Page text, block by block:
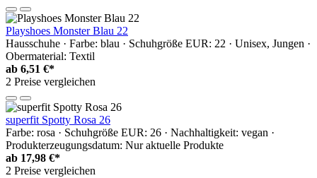
Playshoes Monster Blau 22
Hausschuhe · Farbe: blau · Schuhgröße EUR: 22 · Unisex, Jungen ·
Obermaterial: Textil
ab 6,51 €*
2 Preise vergleichen
superfit Spotty Rosa 26
Farbe: rosa · Schuhgröße EUR: 26 · Nachhaltigkeit: vegan ·
Produkterzeugungsdatum: Nur aktuelle Produkte
ab 17,98 €*
2 Preise vergleichen